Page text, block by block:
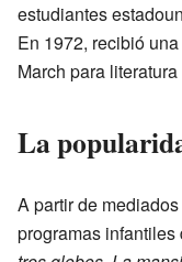
estudiantes
En 1972, recibió
March para
La
A partir de
programas infantiles